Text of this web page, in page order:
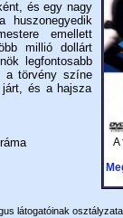
A
és egy nagy
huszonegyedik
emellett
millió dollárt
legfontosabb
a törvény színe
és a hajsza
látogatóinak